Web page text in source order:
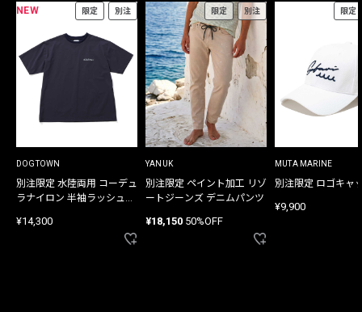
NEW 限定 別注
DOGTOWN
別注限定 水陸両用 コーデュ
ラナイロン 半袖ラッシュガ
¥14,300
限定 別注
YANUK
別注限定 ペイント加工 リゾ
ートジーンズ デニムパンツ
¥18,150 50%OFF
限定
MUTA MARINE
別注限定 ロゴキャ
¥9,900